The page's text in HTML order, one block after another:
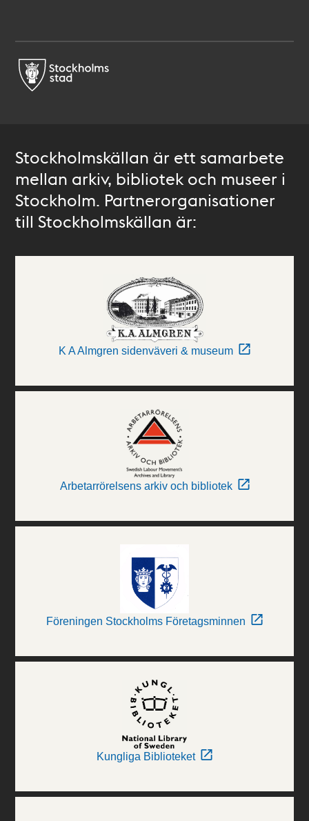
Stockholmskällan är ett samarbete
mellan arkiv, bibliotek och museer i
Stockholm. Partnerorganisationer
till Stockholmskällan är:
K A Almgren sidenväveri & museum
Arbetarrörelsens arkiv och bibliotek
Föreningen Stockholms Företagsminnen
Kungliga Biblioteket